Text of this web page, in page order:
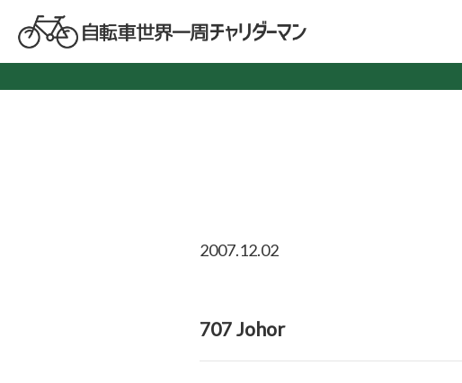
2007.12.02
707 Johor